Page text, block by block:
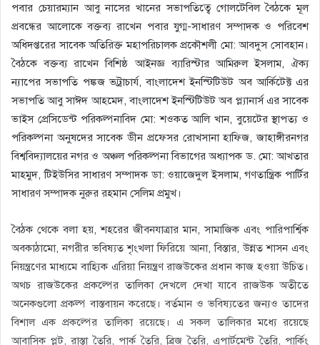
পবার চেয়ারম্যান আবু নাসের খানের সভাপতিত্বে গোলটেবিল বৈঠকে মূল
প্রবন্ধের আলোকে বক্তব্য রাখেন পবার যুগ্ম-সাধারণ সম্পাদক ও পরিবেশ
অধিদপ্তরের সাবেক অতিরিক্ত মহাপরিচালক প্রকৌশলী মো: আবদুস সোবহান।
বৈঠকে বক্তব্য রাখেন বিশিষ্ঠ আইনজ্ঞ ব্যারিস্টার আমিরুল ইসলাম, ঐক্য
ন্যাপের সভাপতি পঙ্কজ ভট্রাচার্য, বাংলাদেশ ইনস্টিটিউট অব আর্কিটেক্ট এর
সভাপতি আবু সাঈদ আহমেদ, বাংলাদেশ ইনস্টিটিউট অব প্ল্যানার্স এর সাবেক
ভাইস প্রেসিডেন্ট পরিকল্পনাবিদ মো: শওকত আলি খান, বুয়েটের স্থাপত্য ও
পরিকল্পনা অনুষদের সাবেক ডীন প্রফেসর রোখসানা হাফিজ, জাহাঙ্গীরনগর
বিশ্ববিদ্যালয়ের নগর ও অঞ্চল পরিকল্পনা বিভাগের অধ্যাপক ড. মো: আখতার
মাহমুদ, টিইউসির সাধারণ সম্পাদক ডা: ওয়াজেদুল ইসলাম, গণতান্ত্রিক পার্টির
সাধারণ সম্পাদক নুরুর রহমান সেলিম প্রমুখ।
বৈঠক থেকে বলা হয়, শহরের জীবনযাত্রার মান, সামাজিক এবং পারিপার্শ্বিক
অবকাঠামো, নগরীর ভবিষ্যত শৃংখলা ফিরিয়ে আনা, বিস্তার, উন্নত শাসন এবং
নিয়ন্ত্রণের মাধ্যমে বাহ্যিক এরিয়া নিয়ন্ত্রণ রাজউকের প্রধান কাজ হওয়া উচিত।
অথচ রাজউকের প্রকল্পের তালিকা দেখলে দেখা যাবে রাজউক অতীতে
অনেকগুলো প্রকল্প বাস্তবায়ন করেছে। বর্তমান ও ভবিষ্যতের জন্যও তাদের
বিশাল এক প্রকল্পের তালিকা রয়েছে। এ সকল তালিকার মধ্যে রয়েছে
আবাসিক প্লট, রাস্তা তৈরি, পার্ক তৈরি, ব্রিজ তৈরি, এপার্টমেন্ট তৈরি, পার্কিং